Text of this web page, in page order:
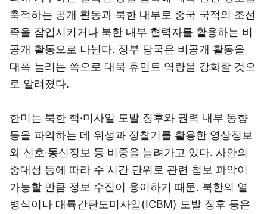
축적하는 공개 활동과 북한 내부로 중국 국적의 조선
족을 잠입시키거나 북한 내부 협력자를 활용하는 비
공개 활동으로 나뉜다. 정부 당국은 비공개 활동을
대폭 늘리는 쪽으로 대북 휴민트 역량을 강화할 것으
로 알려졌다.
한미는 북한 핵·미사일 도발 징후와 권력 내부 동향
등을 파악하는 데 위성과 정찰기를 활용한 영상정보
와 신호·통신정보 등 비중을 늘려가고 있다. 사안의
중대성 등에 따라 수 시간 단위로 관련 첩보 파악이
가능할 만큼 정보 수집이 용이하기 때문. 북한의 열
병식이나 대륙간탄도미사일(ICBM) 도발 징후 등은